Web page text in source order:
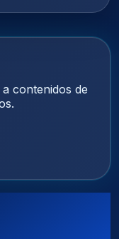
contenidos de